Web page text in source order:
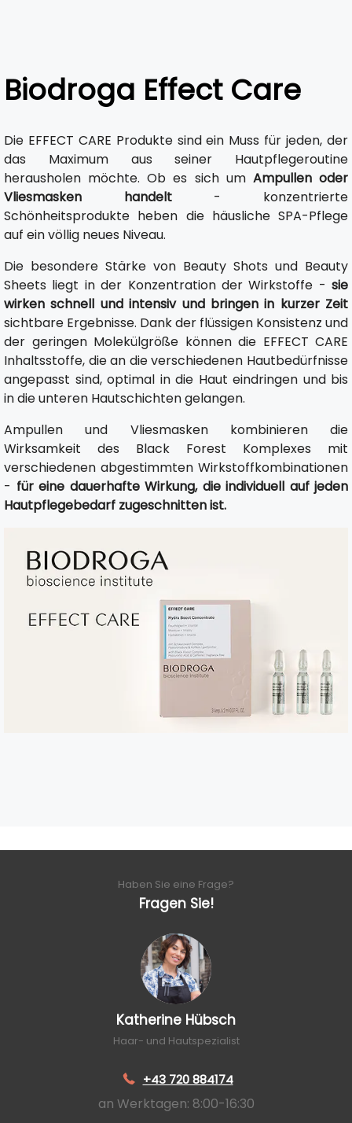
Biodroga Effect Care
Die EFFECT CARE Produkte sind ein Muss für jeden, der
das Maximum aus seiner Hautpflegeroutine
herausholen möchte. Ob es sich um Ampullen oder
Vliesmasken handelt- konzentrierte
Schönheitsprodukte heben die häusliche SPA-Pflege
auf ein völlig neues Niveau.
Die besondere Stärke von Beauty Shots und Beauty
Sheets liegt in der Konzentration der Wirkstoffe - sie
wirken schnell und intensiv und bringen in kurzer Zeit
sichtbare Ergebnisse. Dank der flüssigen Konsistenz und
der geringen Molekülgröße können die EFFECT CARE
Inhaltsstoffe, die an die verschiedenen Hautbedürfnisse
angepasst sind, optimal in die Haut eindringen und bis
in die unteren Hautschichten gelangen.
Ampullen und Vliesmasken kombinieren die
Wirksamkeit des Black Forest Komplexes mit
verschiedenen abgestimmten Wirkstoffkombinationen
- für eine dauerhafte Wirkung, die individuell auf jeden
Hautpflegebedarf zugeschnitten ist.
Haben Sie eine Frage?
Fragen Sie!
Katherine Hübsch
Haar- und Hautspezialist
+43 720 884174
an Werktagen: 8:00-16:30